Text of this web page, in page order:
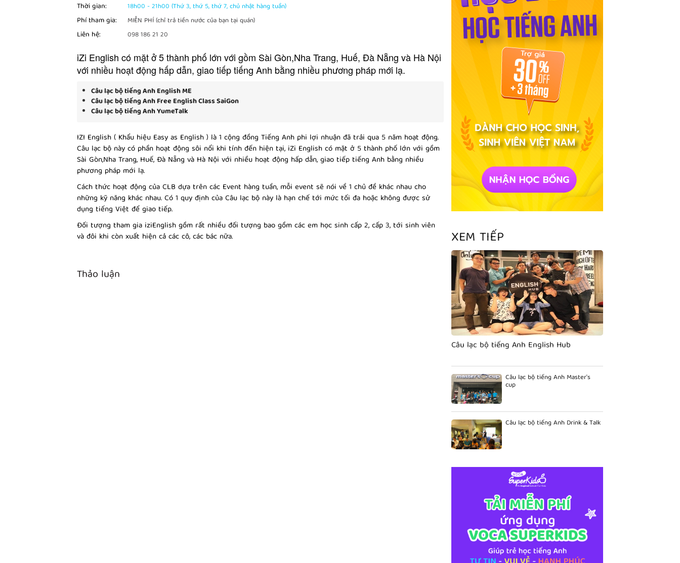
Thời gian: 18h00 - 21h00 (Thứ 3, thứ 5, thứ 7, chủ nhật hàng tuần)
Phí tham gia: MIỄN PHÍ (chỉ trả tiền nước của bạn tại quán)
Liên hệ: 098 186 21 20
iZi English có mặt ở 5 thành phố lớn với gồm Sài Gòn,Nha Trang, Huế, Đà Nẵng và Hà Nội
với nhiều hoạt động hấp dẫn, giao tiếp tiếng Anh bằng nhiều phương pháp mới lạ.
Câu lạc bộ tiếng Anh English ME
Câu lạc bộ tiếng Anh Free English Class SaiGon
Câu lạc bộ tiếng Anh YumeTalk
IZI English ( Khẩu hiệu Easy as English ) là 1 cộng đồng Tiếng Anh phi lợi nhuận đã trải qua 5 năm hoạt động.
Câu lạc bộ này có phần hoạt động sôi nổi khi tính đến hiện tại, iZi English có mặt ở 5 thành phố lớn với gồm
Sài Gòn,Nha Trang, Huế, Đà Nẵng và Hà Nội với nhiều hoạt động hấp dẫn, giao tiếp tiếng Anh bằng nhiều
phương pháp mới lạ.
Cách thức hoạt động của CLB dựa trên các Event hàng tuần, mỗi event sẽ nói về 1 chủ đề khác nhau cho
những kỹ năng khác nhau. Có 1 quy định của Câu lạc bộ này là hạn chế tới mức tối đa hoặc không được sử
dụng tiếng Việt để giao tiếp.
Đối tượng tham gia iziEnglish gồm rất nhiều đối tượng bao gồm các em học sinh cấp 2, cấp 3, tới sinh viên
và đôi khi còn xuất hiện cả các cô, các bác nữa.
Thảo luận
XEM TIẾP
Câu lạc bộ tiếng Anh English Hub
Câu lạc bộ tiếng Anh Master's
cup
Câu lạc bộ tiếng Anh Drink & Talk